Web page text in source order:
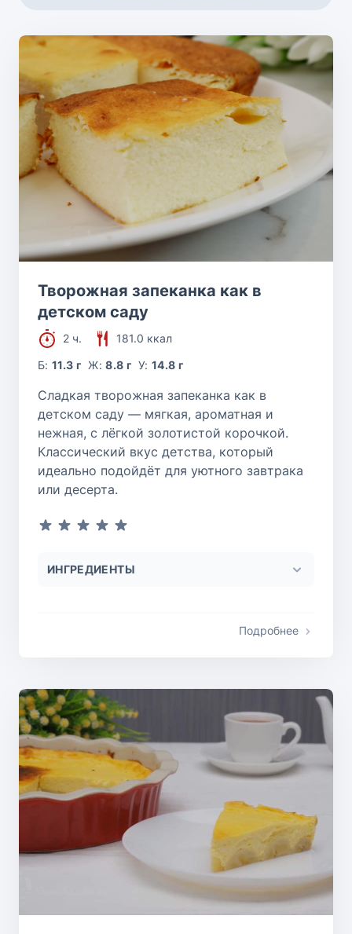
Творожная запеканка как в
детском саду
2 ч.
181.0 ккал
Б:11.3 г Ж:8.8 г У:14.8 г
Сладкая творожная запеканка как в
детском саду — мягкая, ароматная и
нежная, с лёгкой золотистой корочкой.
Классический вкус детства, который
идеально подойдёт для уютного завтрака
или десерта.
ИНГРЕДИЕНТЫ
Подробнее